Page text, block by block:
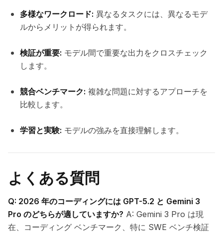
多様なワークロード: 異なるタスクには、異なるモデ
ルからメリットが得られます。
検証が重要: モデル間で重要な出力をクロスチェック
します。
競合ベンチマーク: 複雑な問題に対するアプローチを
比較します。
学習と実験: モデルの強みを直接理解します。
よくある質問
Q: 2026 年のコーディングには GPT-5.2 と Gemini 3
Pro のどちらが適していますか? A: Gemini 3 Pro は現
在、コーディング ベンチマーク、特に SWE ベンチ検証